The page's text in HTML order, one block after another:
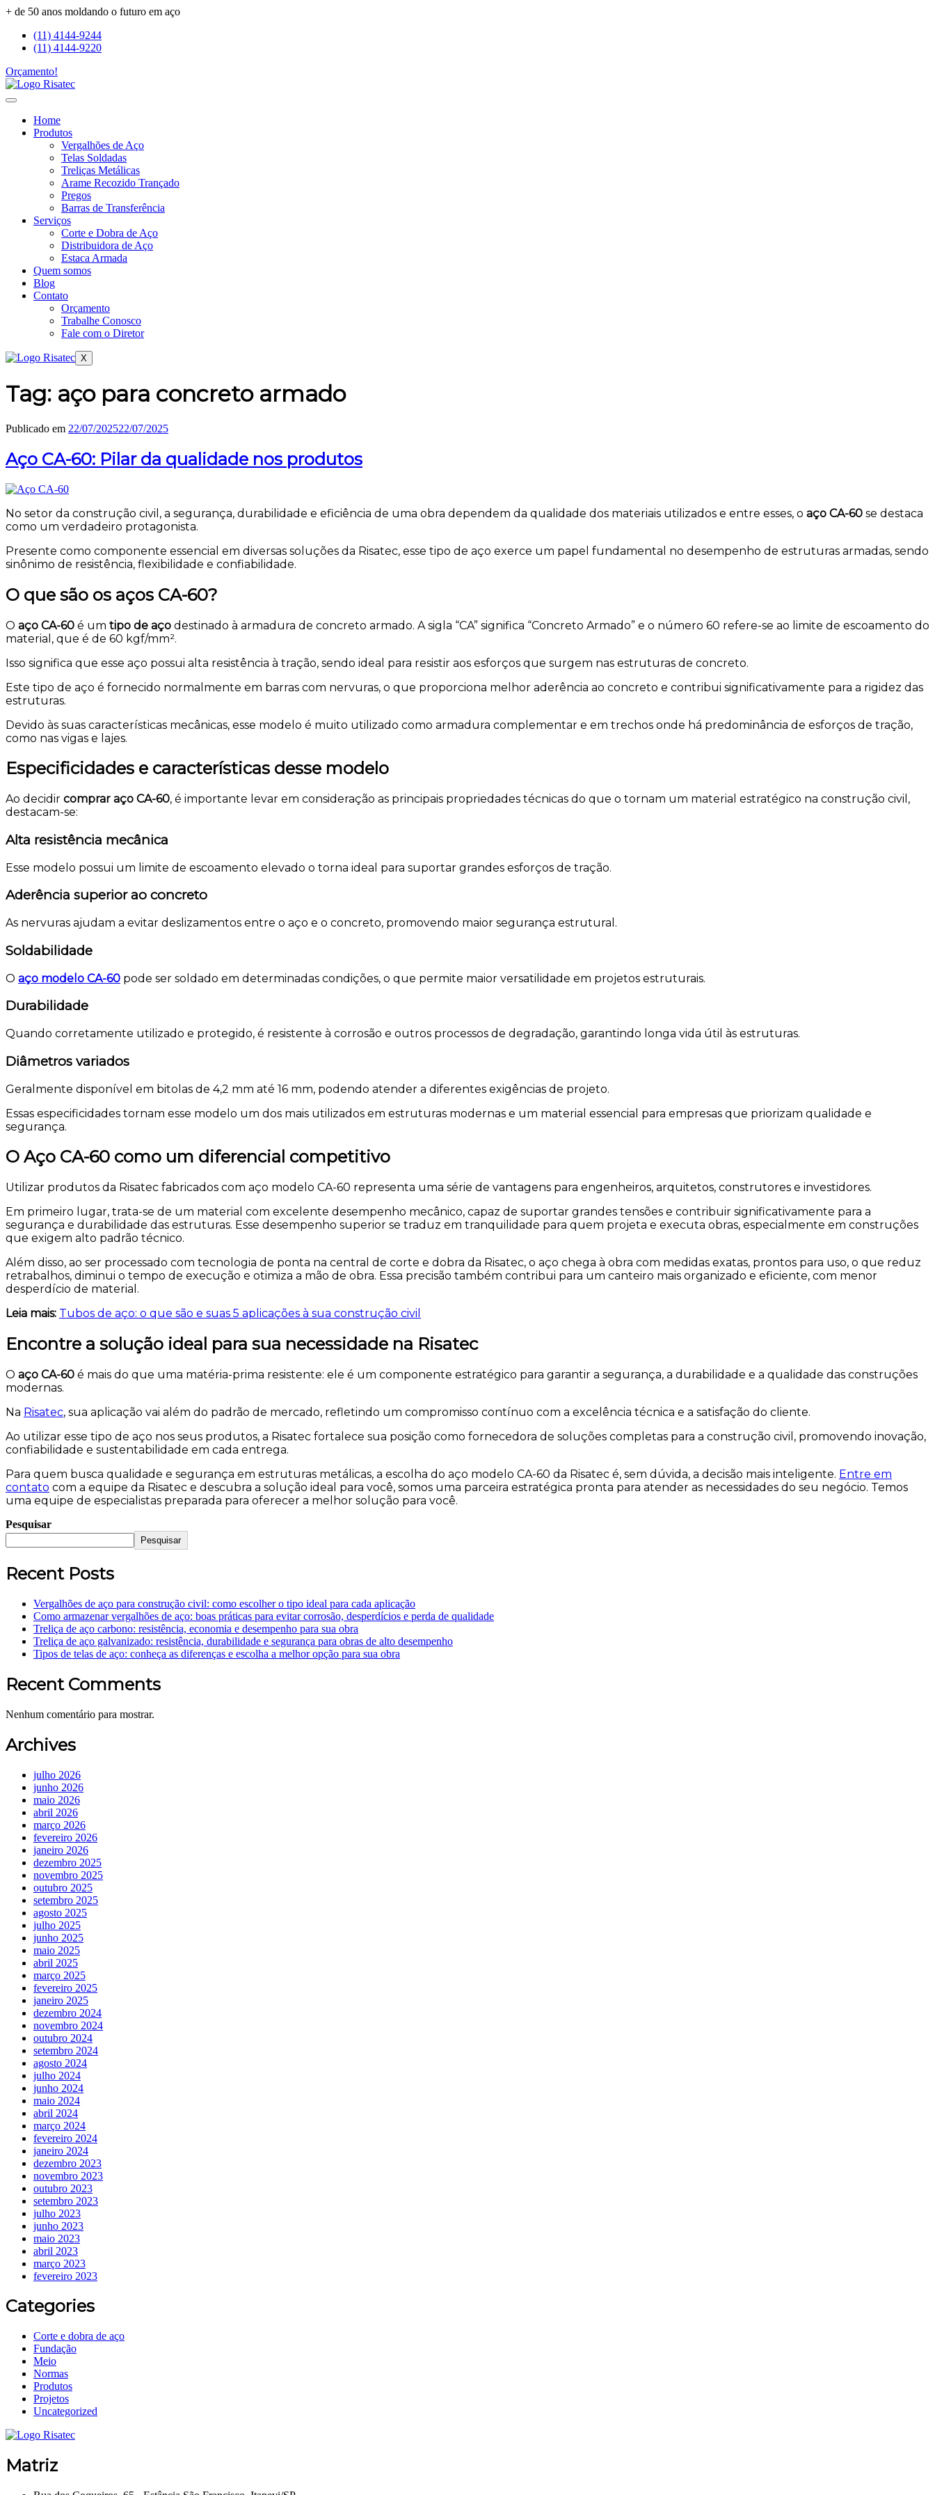
+ de 50 anos moldando o futuro em aço
(11) 4144-9244
(11) 4144-9220
Orçamento!
Home
Produtos
Vergalhões de Aço
Telas Soldadas
Treliças Metálicas
Arame Recozido Trançado
Pregos
Barras de Transferência
Serviços
Corte e Dobra de Aço
Distribuidora de Aço
Estaca Armada
Quem somos
Blog
Contato
Orçamento
Trabalhe Conosco
Fale com o Diretor
X
Tag: aço para concreto armado
Publicado em 22/07/202522/07/2025
Aço CA-60: Pilar da qualidade nos produtos
No setor da construção civil, a segurança, durabilidade e eficiência de uma obra dependem da qualidade dos materiais utilizados e entre esses, o aço CA-60 se destaca
como um verdadeiro protagonista.
Presente como componente essencial em diversas soluções da Risatec, esse tipo de aço exerce um papel fundamental no desempenho de estruturas armadas, sendo
sinônimo de resistência, flexibilidade e confiabilidade.
O que são os aços CA-60?
O aço CA-60 é um tipo de aço destinado à armadura de concreto armado. A sigla “CA” significa “Concreto Armado” e o número 60 refere-se ao limite de escoamento do
material, que é de 60 kgf/mm².
Isso significa que esse aço possui alta resistência à tração, sendo ideal para resistir aos esforços que surgem nas estruturas de concreto.
Este tipo de aço é fornecido normalmente em barras com nervuras, o que proporciona melhor aderência ao concreto e contribui significativamente para a rigidez das
estruturas.
Devido às suas características mecânicas, esse modelo é muito utilizado como armadura complementar e em trechos onde há predominância de esforços de tração,
como nas vigas e lajes.
Especificidades e características desse modelo
Ao decidir comprar aço CA-60, é importante levar em consideração as principais propriedades técnicas do que o tornam um material estratégico na construção civil,
destacam-se:
Alta resistência mecânica
Esse modelo possui um limite de escoamento elevado o torna ideal para suportar grandes esforços de tração.
Aderência superior ao concreto
As nervuras ajudam a evitar deslizamentos entre o aço e o concreto, promovendo maior segurança estrutural.
Soldabilidade
O aço modelo CA-60 pode ser soldado em determinadas condições, o que permite maior versatilidade em projetos estruturais.
Durabilidade
Quando corretamente utilizado e protegido, é resistente à corrosão e outros processos de degradação, garantindo longa vida útil às estruturas.
Diâmetros variados
Geralmente disponível em bitolas de 4,2 mm até 16 mm, podendo atender a diferentes exigências de projeto.
Essas especificidades tornam esse modelo um dos mais utilizados em estruturas modernas e um material essencial para empresas que priorizam qualidade e
segurança.
O Aço CA-60 como um diferencial competitivo
Utilizar produtos da Risatec fabricados com aço modelo CA-60 representa uma série de vantagens para engenheiros, arquitetos, construtores e investidores.
Em primeiro lugar, trata-se de um material com excelente desempenho mecânico, capaz de suportar grandes tensões e contribuir significativamente para a
segurança e durabilidade das estruturas. Esse desempenho superior se traduz em tranquilidade para quem projeta e executa obras, especialmente em construções
que exigem alto padrão técnico.
Além disso, ao ser processado com tecnologia de ponta na central de corte e dobra da Risatec, o aço chega à obra com medidas exatas, prontos para uso, o que reduz
retrabalhos, diminui o tempo de execução e otimiza a mão de obra. Essa precisão também contribui para um canteiro mais organizado e eficiente, com menor
desperdício de material.
Leia mais: Tubos de aço: o que são e suas 5 aplicações à sua construção civil
Encontre a solução ideal para sua necessidade na Risatec
O aço CA-60 é mais do que uma matéria-prima resistente: ele é um componente estratégico para garantir a segurança, a durabilidade e a qualidade das construções
modernas.
Na Risatec, sua aplicação vai além do padrão de mercado, refletindo um compromisso contínuo com a excelência técnica e a satisfação do cliente.
Ao utilizar esse tipo de aço nos seus produtos, a Risatec fortalece sua posição como fornecedora de soluções completas para a construção civil, promovendo inovação,
confiabilidade e sustentabilidade em cada entrega.
Para quem busca qualidade e segurança em estruturas metálicas, a escolha do aço modelo CA-60 da Risatec é, sem dúvida, a decisão mais inteligente. Entre em
contato com a equipe da Risatec e descubra a solução ideal para você, somos uma parceira estratégica pronta para atender as necessidades do seu negócio. Temos
uma equipe de especialistas preparada para oferecer a melhor solução para você.
Pesquisar
Pesquisar
Recent Posts
Vergalhões de aço para construção civil: como escolher o tipo ideal para cada aplicação
Como armazenar vergalhões de aço: boas práticas para evitar corrosão, desperdícios e perda de qualidade
Treliça de aço carbono: resistência, economia e desempenho para sua obra
Treliça de aço galvanizado: resistência, durabilidade e segurança para obras de alto desempenho
Tipos de telas de aço: conheça as diferenças e escolha a melhor opção para sua obra
Recent Comments
Nenhum comentário para mostrar.
Archives
julho 2026
junho 2026
maio 2026
abril 2026
março 2026
fevereiro 2026
janeiro 2026
dezembro 2025
novembro 2025
outubro 2025
setembro 2025
agosto 2025
julho 2025
junho 2025
maio 2025
abril 2025
março 2025
fevereiro 2025
janeiro 2025
dezembro 2024
novembro 2024
outubro 2024
setembro 2024
agosto 2024
julho 2024
junho 2024
maio 2024
abril 2024
março 2024
fevereiro 2024
janeiro 2024
dezembro 2023
novembro 2023
outubro 2023
setembro 2023
julho 2023
junho 2023
maio 2023
abril 2023
março 2023
fevereiro 2023
Categories
Corte e dobra de aço
Fundação
Meio
Normas
Produtos
Projetos
Uncategorized
Matriz